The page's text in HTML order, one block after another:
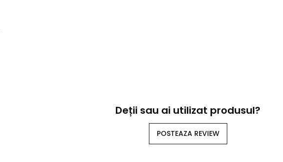
Deții sau ai utilizat produsul?
POSTEAZA REVIEW